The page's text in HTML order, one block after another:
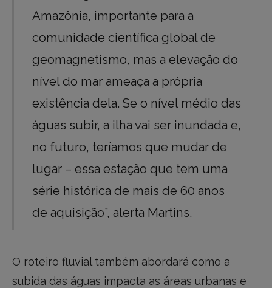
Amazônia, importante para a
comunidade científica global de
geomagnetismo, mas a elevação do
nível do mar ameaça a própria
existência dela. Se o nível médio das
águas subir, a ilha vai ser inundada e,
no futuro, teríamos que mudar de
lugar – essa estação que tem uma
série histórica de mais de 60 anos
de aquisição”, alerta Martins.
O roteiro fluvial também abordará como a
subida das águas impacta as áreas urbanas e